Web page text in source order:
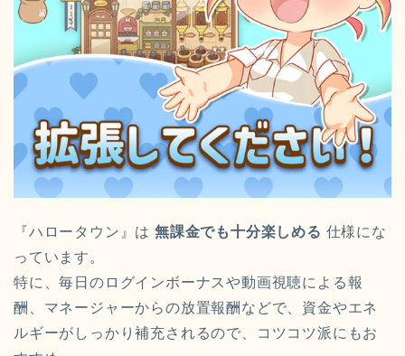
『ハロータウン』は 無課金でも十分楽しめる 仕様にな
っています。
特に、毎日のログインボーナスや動画視聴による報
酬、マネージャーからの放置報酬などで、資金やエネ
ルギーがしっかり補充されるので、コツコツ派にもお